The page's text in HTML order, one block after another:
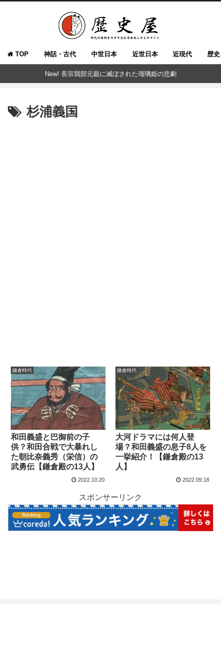
TOP 神話・古代 中世日本 近世日本 近現代 歴
New! 長宗我部元親に滅ぼされた瑠璃姫の悲劇
杉浦義国
鎌倉時代
和田義盛と巴御前の子
供？和田合戦で大暴れし
た朝比奈義秀（栄信）の
武勇伝【鎌倉殿の13人】
2022.10.20
鎌倉時代
大河ドラマには何人登
場？和田義盛の息子8人を
一挙紹介！【鎌倉殿の13
人】
2022.09.18
スポンサーリンク